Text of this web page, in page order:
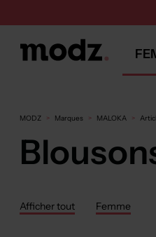
MODZ Marques MALOKA
Afficher tout Femme